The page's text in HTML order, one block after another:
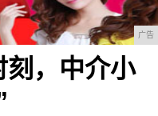
广告
刻，中介小